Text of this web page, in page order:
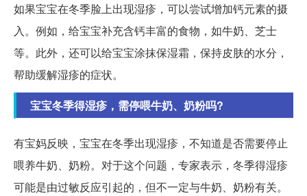
如果宝宝在冬季脸上出现湿疹，可以尝试增加钙元素的摄
入。例如，给宝宝补充含钙丰富的食物，如牛奶、芝士
等。此外，还可以给宝宝涂抹保湿霜，保持皮肤的水分，
帮助缓解湿疹的症状。
宝宝冬季得湿疹，需停喂牛奶、奶粉吗?
有宝妈反映，宝宝在冬季出现湿疹，不知道是否需要停止
喂养牛奶、奶粉。对于这个问题，专家表示，冬季得湿疹
可能是由过敏反应引起的，但不一定与牛奶、奶粉有关。